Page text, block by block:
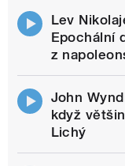
Lev
Epochální
z
John
když
Lichý